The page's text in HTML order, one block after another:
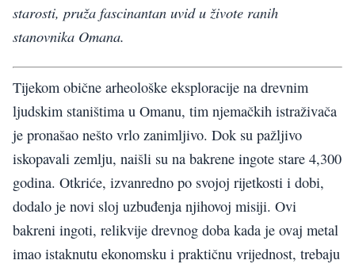
starosti, pruža fascinantan uvid u živote ranih
stanovnika Omana.
Tijekom obične arheološke eksploracije na drevnim
ljudskim staništima u Omanu, tim njemačkih istraživača
je pronašao nešto vrlo zanimljivo. Dok su pažljivo
iskopavali zemlju, naišli su na bakrene ingote stare 4,300
godina. Otkriće, izvanredno po svojoj rijetkosti i dobi,
dodalo je novi sloj uzbuđenja njihovoj misiji. Ovi
bakreni ingoti, relikvije drevnog doba kada je ovaj metal
imao istaknutu ekonomsku i praktičnu vrijednost, trebaju